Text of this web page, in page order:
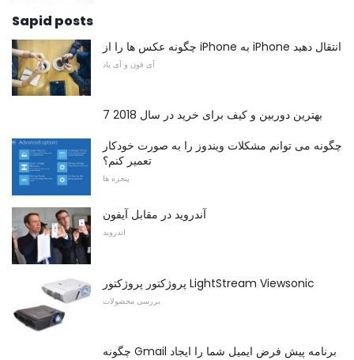
Sapid posts
چگونه عکس ها را از iPhone به iPhone انتقال دهید
آی فون و آی پاد
7 بهترین دوربین و کیف برای خرید در سال 2018
چگونه می توانم مشکلات ویندوز را به صورت خودکار
تعمیر کنم؟
پنجره ها
آندروید در مقابل آیفون
اندروید
پروژکتور پروژکتور LightStream Viewsonic
بررسی محصولات
چگونه Gmail برنامه پیش فرض ایمیل شما را ایجاد